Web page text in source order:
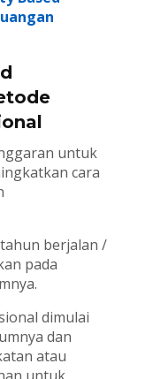
untuk
cara
berjalan /
pada
dimulai
dan
atau